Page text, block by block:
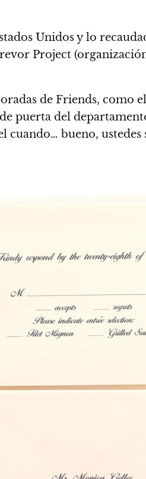
Unidos y lo
Project
de Friends, como
puerta del
cuando… bueno, ustedes